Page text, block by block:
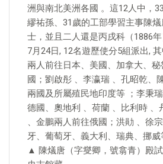
洲與南北美洲各國 。這12人中，
繆祐孫、31歲的工部學習主事陳
士，並且二人還是丙戌科（1886年
7月24日, 12名遊歷使分5組派出,
兩人前往日本、美國、加拿大、
國；劉啟彤 、李瀛瑞 、孔昭乾、
兩國及所屬殖民地印度等 ；李秉
德國、奧地利 、荷蘭 、比利時 、
、金鵬兩人前往俄國；洪勛 、徐
牙、葡萄牙、義大利、瑞典、挪威
▲ 陳燨唐（字燮卿，號翕青）殿